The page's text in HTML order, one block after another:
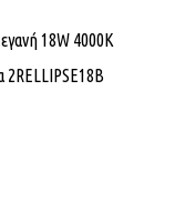
18W 4000K